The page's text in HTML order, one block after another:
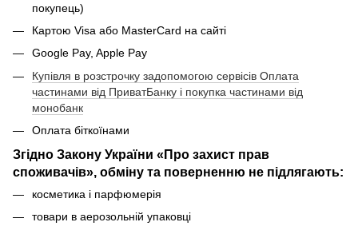
покупець)
Картою Visa або MasterCard на сайті
Google Pay, Apple Pay
Купівля в розстрочку задопомогою сервісів Оплата
частинами від ПриватБанку і покупка частинами від
монобанк
Оплата біткоїнами
Згідно Закону України «Про захист прав
споживачів», обміну та поверненню не підлягають:
косметика і парфюмерія
товари в аерозольній упаковці